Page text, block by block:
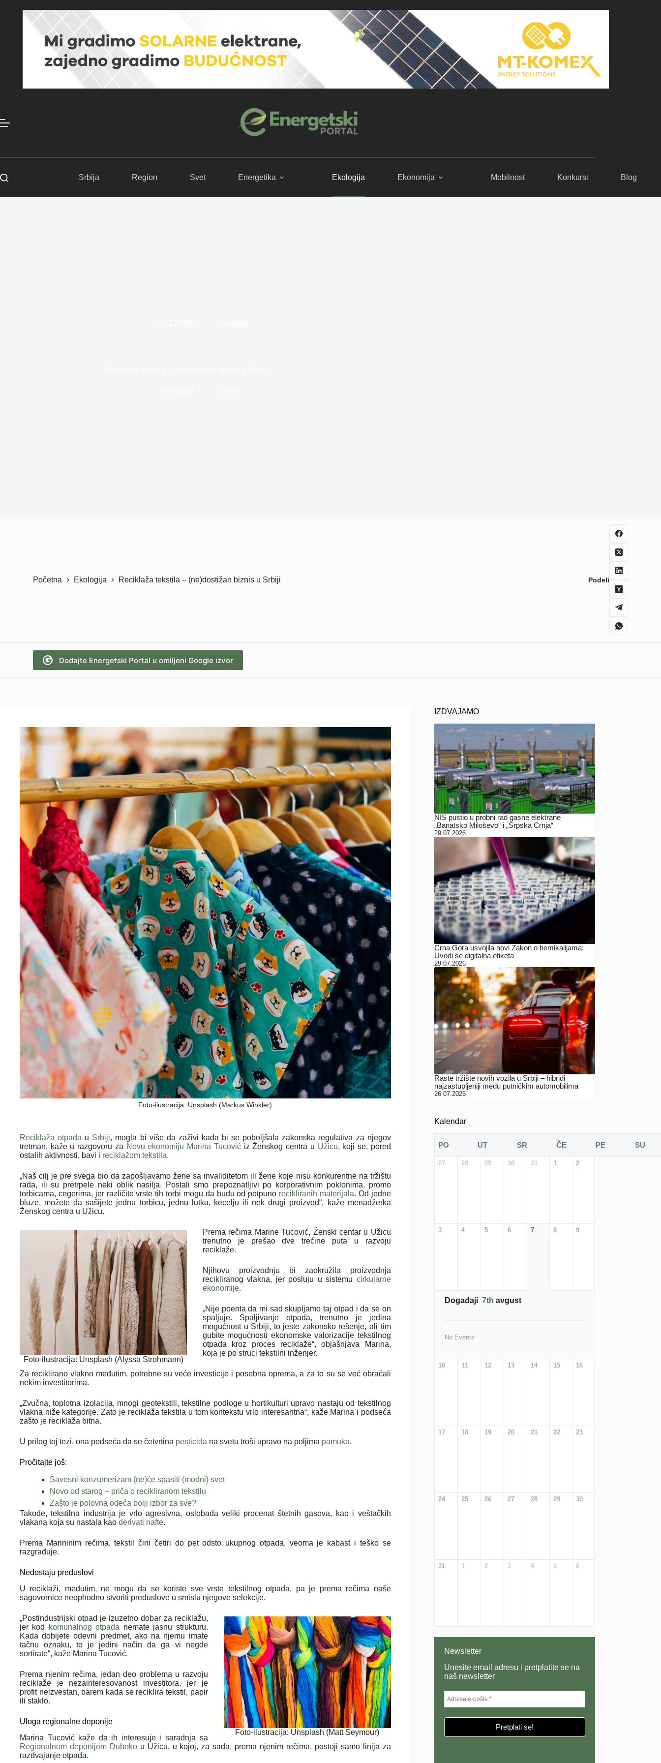
Srbija Region Svet Energetika Ekologija Ekonomija Mobilnost Konkursi Blog
Početna Ekologija Reciklaža tekstila – (ne)dostižan biznis u Srbiji Podeli
Dodajte Energetski Portal u omiljeni Google izvor
Foto-ilustracija: Unsplash (Markus Winkler)
Reciklaža otpada u Srbiji, mogla bi više da zaživi kada bi se poboljšala zakonska regulativa za njegov
tretman, kaže u razgovoru za Novu ekonomiju Marina Tucović iz Ženskog centra u Užicu, koji se, pored
ostalih aktivnosti, bavi i reciklažom tekstila.
„Naš cilj je pre svega bio da zapošljavamo žene sa invaliditetom ili žene koje nisu konkurentne na tržištu
rada, ili su pretrpele neki oblik nasilja. Postali smo prepoznatljivi po korporativnim poklonima, promo
torbicama, cegerima, jer različite vrste tih torbi mogu da budu od potpuno recikliranih materijala. Od jedne
bluze, možete da sašijete jednu torbicu, jednu lutku, kecelju ili nek drugi proizvod“, kaže menadžerka
Ženskog centra u Užicu.
Foto-ilustracija: Unsplash (Alyssa Strohmann)
Prema rečima Marine Tucović, Ženski centar u Užicu
trenutno je prešao dve trećine puta u razvoju
reciklaže.
Njihovu proizvodnju bi zaokružila proizvodnja
recikliranog vlakna, jer posluju u sistemu cirkularne
ekonomije.
„Nije poenta da mi sad skupljamo taj otpad i da se on
spaljuje. Spaljivanje otpada, trenutno je jedina
mogućnost u Srbiji, to jeste zakonsko rešenje, ali tim
gubite mogućnosti ekonomske valorizacije tekstilnog
otpada kroz proces reciklaže“, objašnjava Marina,
koja je po struci tekstilni inženjer.
Za reciklirano vlakno međutim, potrebne su veće investicije i posebna oprema, a za to su se već obraćali
nekim investitorima.
„Zvučna, toplotna izolacija, mnogi geotekstili, tekstilne podloge u hortikulturi upravo nastaju od tekstilnog
vlakna niže kategorije. Zato je reciklaža tekstila u tom kontekstu vrlo interesantna“, kaže Marina i podseća
zašto je reciklaža bitna.
U prilog toj tezi, ona podseća da se četvrtina pesticida na svetu troši upravo na poljima pamuka.
Pročitajte još:
Savesni konzumerizam (ne)će spasiti (modni) svet
Novo od starog – priča o recikliranom tekstilu
Zašto je polovna odeća bolji izbor za sve?
Takođe, tekstilna industrija je vrlo agresivna, oslobađa veliki procenat štetnih gasova, kao i veštačkih
vlakana koja su nastala kao derivati nafte.
Prema Marininim rečima, tekstil čini četiri do pet odsto ukupnog otpada, veoma je kabast i teško se
razgrađuje.
Nedostaju preduslovi
U reciklaži, međutim, ne mogu da se koriste sve vrste tekstilnog otpada, pa je prema rečima naše
sagovornice neophodno stvoriti preduslove u smislu njegove selekcije.
Foto-ilustracija: Unsplash (Matt Seymour)
„Postindustrijski otpad je izuzetno dobar za reciklažu,
jer kod
komunalnog otpada nemate jasnu strukturu.
Kada dobijete odevni predmet, ako na njemu imate
tačnu oznaku, to je jedini način da ga vi negde
sortirate“, kaže Marina Tucović.
Prema njenim rečima, jedan deo problema u razvoju
reciklaže je nezainteresovanost investitora, jer je
profit neizvestan, barem kada se reciklira tekstil, papir
ili staklo.
Uloga regionalne deponije
Marina Tucović kaže da ih interesuje i saradnja sa
Regionalnom deponijom Dubokou Užicu, u kojoj, za sada, prema njenim rečima, postoji samo linija za
razdvajanje otpada.
IZDVAJAMO
NIS pustio u probni rad gasne elektrane
„Banatsko Miloševo“ i „Srpska Crnja“
29.07.2026
Crna Gora usvojila novi Zakon o hemikalijama:
Uvodi se digitalna etiketa
29.07.2026
Raste tržište novih vozila u Srbiji – hibridi
najzastupljeniji među putničkim automobilima
26.07.2026
Kalendar
PO UT SR ČE PE SU
27 28 29 30 31 1 2
3 4 5 6 7 8 9
Događaji 7th avgust
No Events
10 11 12 13 14 15 16
17 18 19 20 21 22 23
24 25 26 27 28 29 30
31 1 2 3 4 5 6
Newsletter
Unesite email adresu i pretplatite se na
naš newsletter